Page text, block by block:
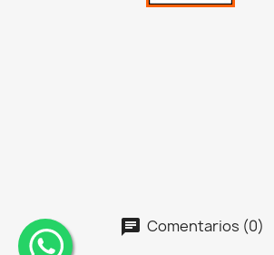
Comentarios (0)